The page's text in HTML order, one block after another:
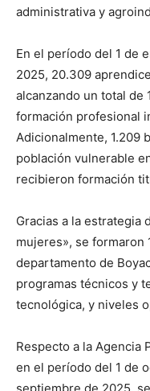
administrativa y
En el período del 1 de
2025, 20.309
alcanzando un total de
formación profesional
Adicionalmente, 1.209
población vulnerable
recibieron formación
Gracias a la estrategia
mujeres», se formaron
departamento de
programas técnicos y
tecnológica, y niveles
Respecto a la Agencia
en el período del 1 de